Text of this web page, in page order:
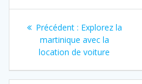
Navigation
l’article
Précédent : Article
précédent
:
Explorez la
martinique avec la
location de voiture